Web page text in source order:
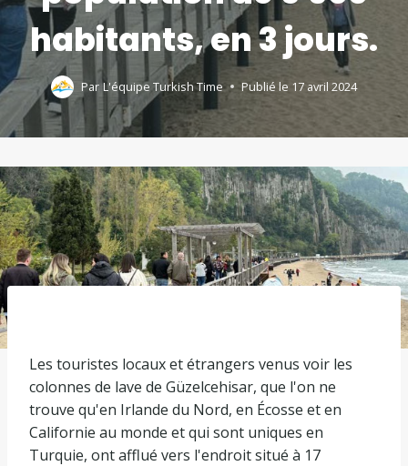
habitants, en 3 jours.
ParL'équipe Turkish Time Publié le 17 avril 2024
Les touristes locaux et étrangers venus voir les
colonnes de lave de Güzelcehisar, que l'on ne
trouve qu'en Irlande du Nord, en Écosse et en
Californie au monde et qui sont uniques en
Turquie, ont afflué vers l'endroit situé à 17